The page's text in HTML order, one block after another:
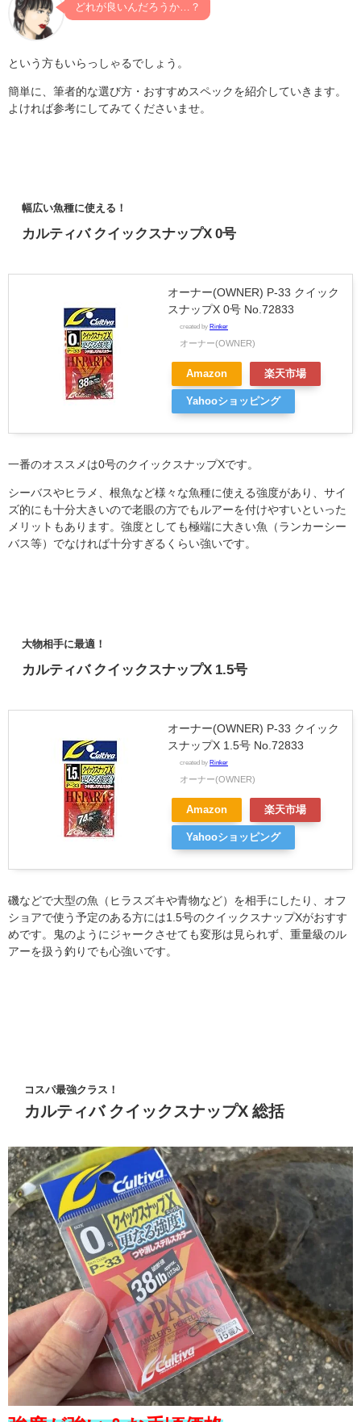
どれが良いんだろうか…？
という方もいらっしゃるでしょう。
簡単に、筆者的な選び方・おすすめスペックを紹介していきます。
よければ参考にしてみてくださいませ。
幅広い魚種に使える！
カルティバ クイックスナップX 0号
オーナー(OWNER) P-33 クイック
スナップX 0号 No.72833
created by Rinker
オーナー(OWNER)
Amazon 楽天市場
Yahooショッピング
一番のオススメは0号のクイックスナップXです。
シーバスやヒラメ、根魚など様々な魚種に使える強度があり、サイ
ズ的にも十分大きいので老眼の方でもルアーを付けやすいといった
メリットもあります。強度としても極端に大きい魚（ランカーシー
バス等）でなければ十分すぎるくらい強いです。
大物相手に最適！
カルティバ クイックスナップX 1.5号
オーナー(OWNER) P-33 クイック
スナップX 1.5号 No.72833
created by Rinker
オーナー(OWNER)
Amazon 楽天市場
Yahooショッピング
磯などで大型の魚（ヒラスズキや青物など）を相手にしたり、オフ
ショアで使う予定のある方には1.5号のクイックスナップXがおすす
めです。鬼のようにジャークさせても変形は見られず、重量級のル
アーを扱う釣りでも心強いです。
コスパ最強クラス！
カルティバ クイックスナップX 総括